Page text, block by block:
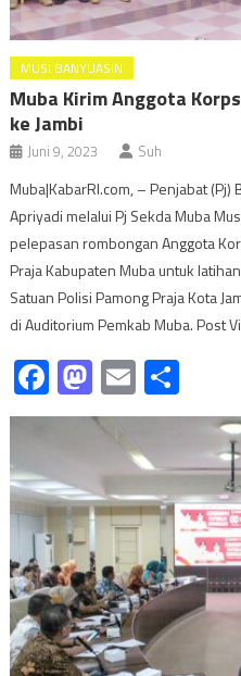
MUSI BANYUASIN
Muba Kirim Anggota
ke Jambi
Juni 9, 2023 Suh
Muba|KabarRI.com, – Penjabat (Pj)
Apriyadi melalui Pj Sekda Muba
pelepasan rombongan Anggota
Praja Kabupaten Muba untuk
Satuan Polisi Pamong Praja Kota
di Auditorium Pemkab Muba. Post
Facebook
Mastodon
Email